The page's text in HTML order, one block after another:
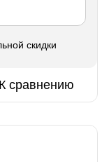
скидки
К сравнению